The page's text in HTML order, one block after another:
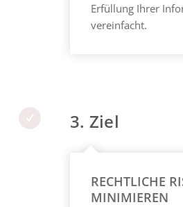
Erfüllung Ihrer
vereinfacht.
3. Ziel
RECHTLICHE
MINIMIEREN